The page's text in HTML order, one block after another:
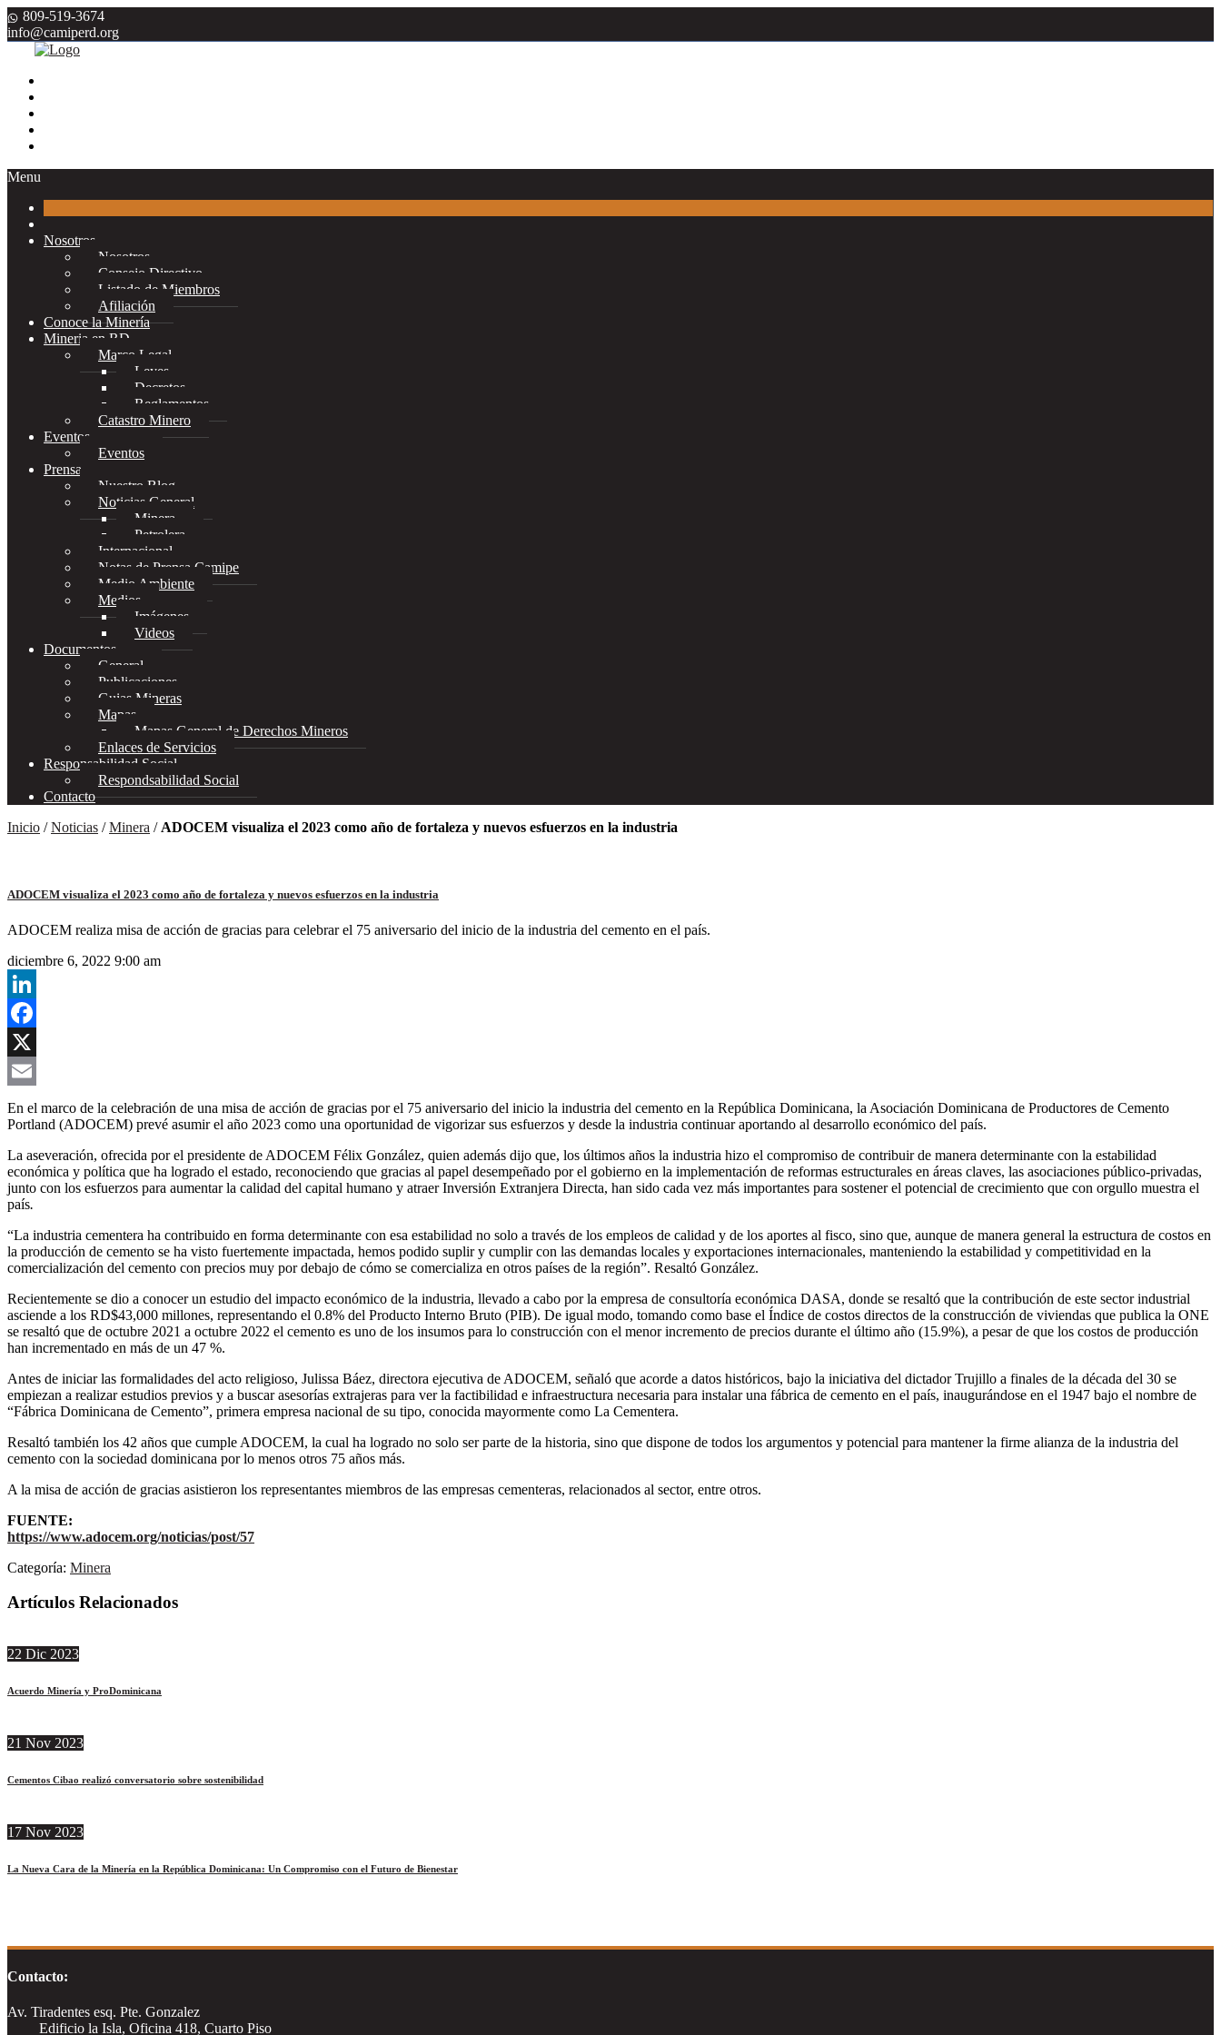
809-519-3674
info@camiperd.org
Menu
Nosotros
Nosotros
Consejo Directivo
Listado de Miembros
Afiliación
Conoce la Minería
Mineria en RD
Marco Legal
Leyes
Decretos
Reglamentos
Catastro Minero
Eventos
Eventos
Prensa
Nuestro Blog
Noticias General
Minera
Petrolera
Internacional
Notas de Prensa Camipe
Medio Ambiente
Medios
Imágenes
Videos
Documentos
General
Publicaciones
Guias Mineras
Mapas
Mapas General de Derechos Mineros
Enlaces de Servicios
Responsabilidad Social
Respondsabilidad Social
Contacto
Inicio /Noticias /Minera / ADOCEM visualiza el 2023 como año de fortaleza y nuevos esfuerzos en la industria
ADOCEM visualiza el 2023 como año de fortaleza y nuevos esfuerzos en la industria
ADOCEM realiza misa de acción de gracias para celebrar el 75 aniversario del inicio de la industria del cemento en el país.
diciembre 6, 2022 9:00 am
LinkedIn
Facebook
X
Email
En el marco de la celebración de una misa de acción de gracias por el 75 aniversario del inicio la industria del cemento en la República Dominicana, la Asociación Dominicana de Productores de Cemento
Portland (ADOCEM) prevé asumir el año 2023 como una oportunidad de vigorizar sus esfuerzos y desde la industria continuar aportando al desarrollo económico del país.
La aseveración, ofrecida por el presidente de ADOCEM Félix González, quien además dijo que, los últimos años la industria hizo el compromiso de contribuir de manera determinante con la estabilidad
económica y política que ha logrado el estado, reconociendo que gracias al papel desempeñado por el gobierno en la implementación de reformas estructurales en áreas claves, las asociaciones público-privadas,
junto con los esfuerzos para aumentar la calidad del capital humano y atraer Inversión Extranjera Directa, han sido cada vez más importantes para sostener el potencial de crecimiento que con orgullo muestra el
país.
“La industria cementera ha contribuido en forma determinante con esa estabilidad no solo a través de los empleos de calidad y de los aportes al fisco, sino que, aunque de manera general la estructura de costos en
la producción de cemento se ha visto fuertemente impactada, hemos podido suplir y cumplir con las demandas locales y exportaciones internacionales, manteniendo la estabilidad y competitividad en la
comercialización del cemento con precios muy por debajo de cómo se comercializa en otros países de la región”. Resaltó González.
Recientemente se dio a conocer un estudio del impacto económico de la industria, llevado a cabo por la empresa de consultoría económica DASA, donde se resaltó que la contribución de este sector industrial
asciende a los RD$43,000 millones, representando el 0.8% del Producto Interno Bruto (PIB). De igual modo, tomando como base el Índice de costos directos de la construcción de viviendas que publica la ONE
se resaltó que de octubre 2021 a octubre 2022 el cemento es uno de los insumos para lo construcción con el menor incremento de precios durante el último año (15.9%), a pesar de que los costos de producción
han incrementado en más de un 47 %.
Antes de iniciar las formalidades del acto religioso, Julissa Báez, directora ejecutiva de ADOCEM, señaló que acorde a datos históricos, bajo la iniciativa del dictador Trujillo a finales de la década del 30 se
empiezan a realizar estudios previos y a buscar asesorías extrajeras para ver la factibilidad e infraestructura necesaria para instalar una fábrica de cemento en el país, inaugurándose en el 1947 bajo el nombre de
“Fábrica Dominicana de Cemento”, primera empresa nacional de su tipo, conocida mayormente como La Cementera.
Resaltó también los 42 años que cumple ADOCEM, la cual ha logrado no solo ser parte de la historia, sino que dispone de todos los argumentos y potencial para mantener la firme alianza de la industria del
cemento con la sociedad dominicana por lo menos otros 75 años más.
A la misa de acción de gracias asistieron los representantes miembros de las empresas cementeras, relacionados al sector, entre otros.
FUENTE:
https://www.adocem.org/noticias/post/57
Categoría: Minera
Artículos Relacionados
22 Dic 2023
Acuerdo Minería y ProDominicana
21 Nov 2023
Cementos Cibao realizó conversatorio sobre sostenibilidad
17 Nov 2023
La Nueva Cara de la Minería en la República Dominicana: Un Compromiso con el Futuro de Bienestar
Contacto:
Av. Tiradentes esq. Pte. Gonzalez
Edificio la Isla, Oficina 418, Cuarto Piso